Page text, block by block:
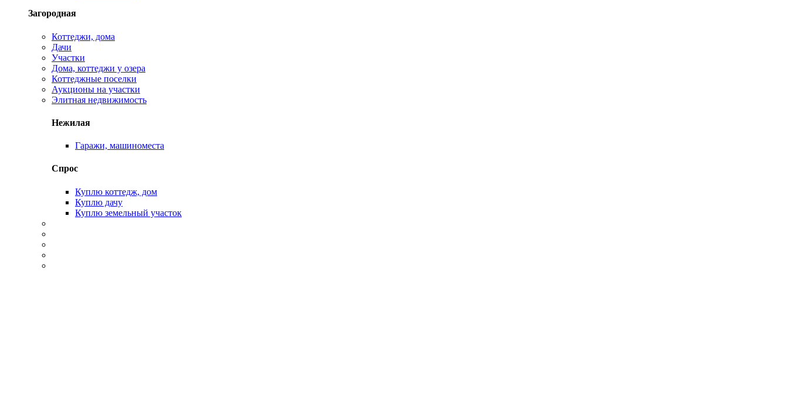
Загородная
Коттеджи, дома
Дачи
Участки
Дома, коттеджи у озера
Коттеджные поселки
Аукционы на участки
Элитная недвижимость
Нежилая
Гаражи, машиноместа
Спрос
Куплю коттедж, дом
Куплю дачу
Куплю земельный участок